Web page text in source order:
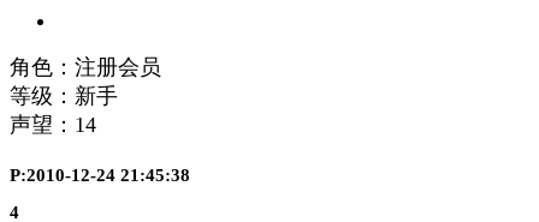
角色：注册会员
等级：新手
声望： 14
P:2010-12-24 21:45:38
4